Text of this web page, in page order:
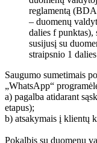
reglamentą
– duomenų
dalies f punktas),
susijusį su
straipsnio 1
Saugumo sumetimais
„WhatsApp“
a) pagalba atidarant
etapus);
b) atsakymais į klientų
Pokalbis su duomenų